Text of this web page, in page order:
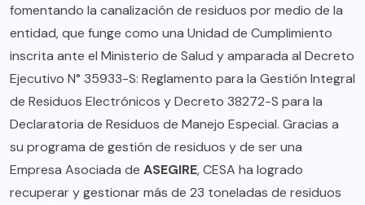
fomentando la canalización de residuos por medio de la
entidad, que funge como una Unidad de Cumplimiento
inscrita ante el Ministerio de Salud y amparada al Decreto
Ejecutivo N° 35933-S: Reglamento para la Gestión Integral
de Residuos Electrónicos y Decreto 38272-S para la
Declaratoria de Residuos de Manejo Especial. Gracias a
su programa de gestión de residuos y de ser una
Empresa Asociada de ASEGIRE, CESA ha logrado
recuperar y gestionar más de 23 toneladas de residuos